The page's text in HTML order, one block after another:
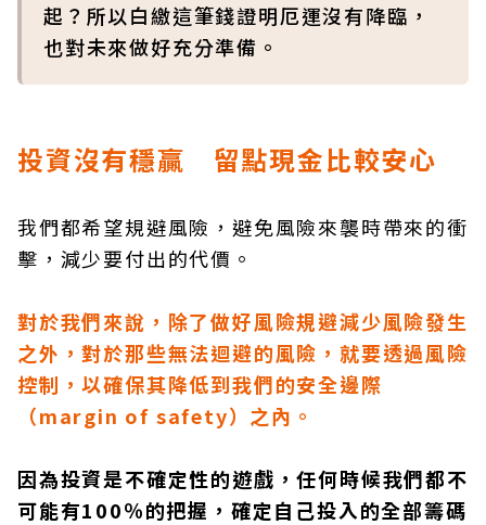
起？所以白繳這筆錢證明厄運沒有降臨，
也對未來做好充分準備。
投資沒有穩贏 留點現金比較安心
我們都希望規避風險，避免風險來襲時帶來的衝
擊，減少要付出的代價。
對於我們來說，除了做好風險規避減少風險發生
之外，對於那些無法迴避的風險，就要透過風險
控制，以確保其降低到我們的安全邊際
（margin of safety）之內。
因為投資是不確定性的遊戲，任何時候我們都不
可能有100％的把握，確定自己投入的全部籌碼